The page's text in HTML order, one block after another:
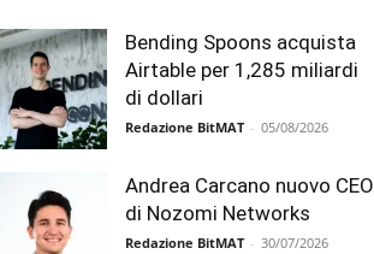
Bending Spoons acquista
Airtable per 1,285 miliardi
di dollari
Redazione BitMAT - 05/08/2026
Andrea Carcano nuovo CEO
di Nozomi Networks
Redazione BitMAT - 30/07/2026